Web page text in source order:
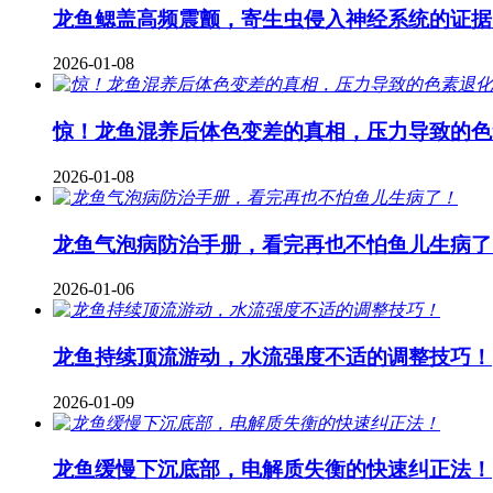
龙鱼鳃盖高频震颤，寄生虫侵入神经系统的证据
2026-01-08
惊！龙鱼混养后体色变差的真相，压力导致的色
2026-01-08
龙鱼气泡病防治手册，看完再也不怕鱼儿生病了
2026-01-06
龙鱼持续顶流游动，水流强度不适的调整技巧！
2026-01-09
龙鱼缓慢下沉底部，电解质失衡的快速纠正法！